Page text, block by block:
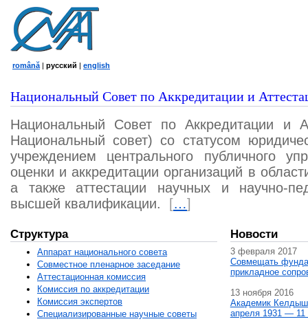
română | русский | english
Национальный Совет по Аккредитации и
Национальный Совет по Аккредитации и
Национальный совет) со статусом
учреждением центрального публичного
оценки и аккредитации организаций в
а также аттестации научных и научно-
высшей квалификации.
[…]
Структура
Аппарат национального совета
Совместное пленарное заседание
Аттестационная комисcия
Комиссия по аккредитации
Комиссия экспертов
Специализированные научные советы
Новости
3 февраля 2017
Совмещать
прикладное
13 ноября 2016
Академик
апреля 1931 — 11